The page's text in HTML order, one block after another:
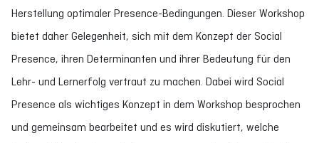
Herstellung optimaler Presence-Bedingungen. Dieser Workshop
bietet daher Gelegenheit, sich mit dem Konzept der Social
Presence, ihren Determinanten und ihrer Bedeutung für den
Lehr- und Lernerfolg vertraut zu machen. Dabei wird Social
Presence als wichtiges Konzept in dem Workshop besprochen
und gemeinsam bearbeitet und es wird diskutiert, welche